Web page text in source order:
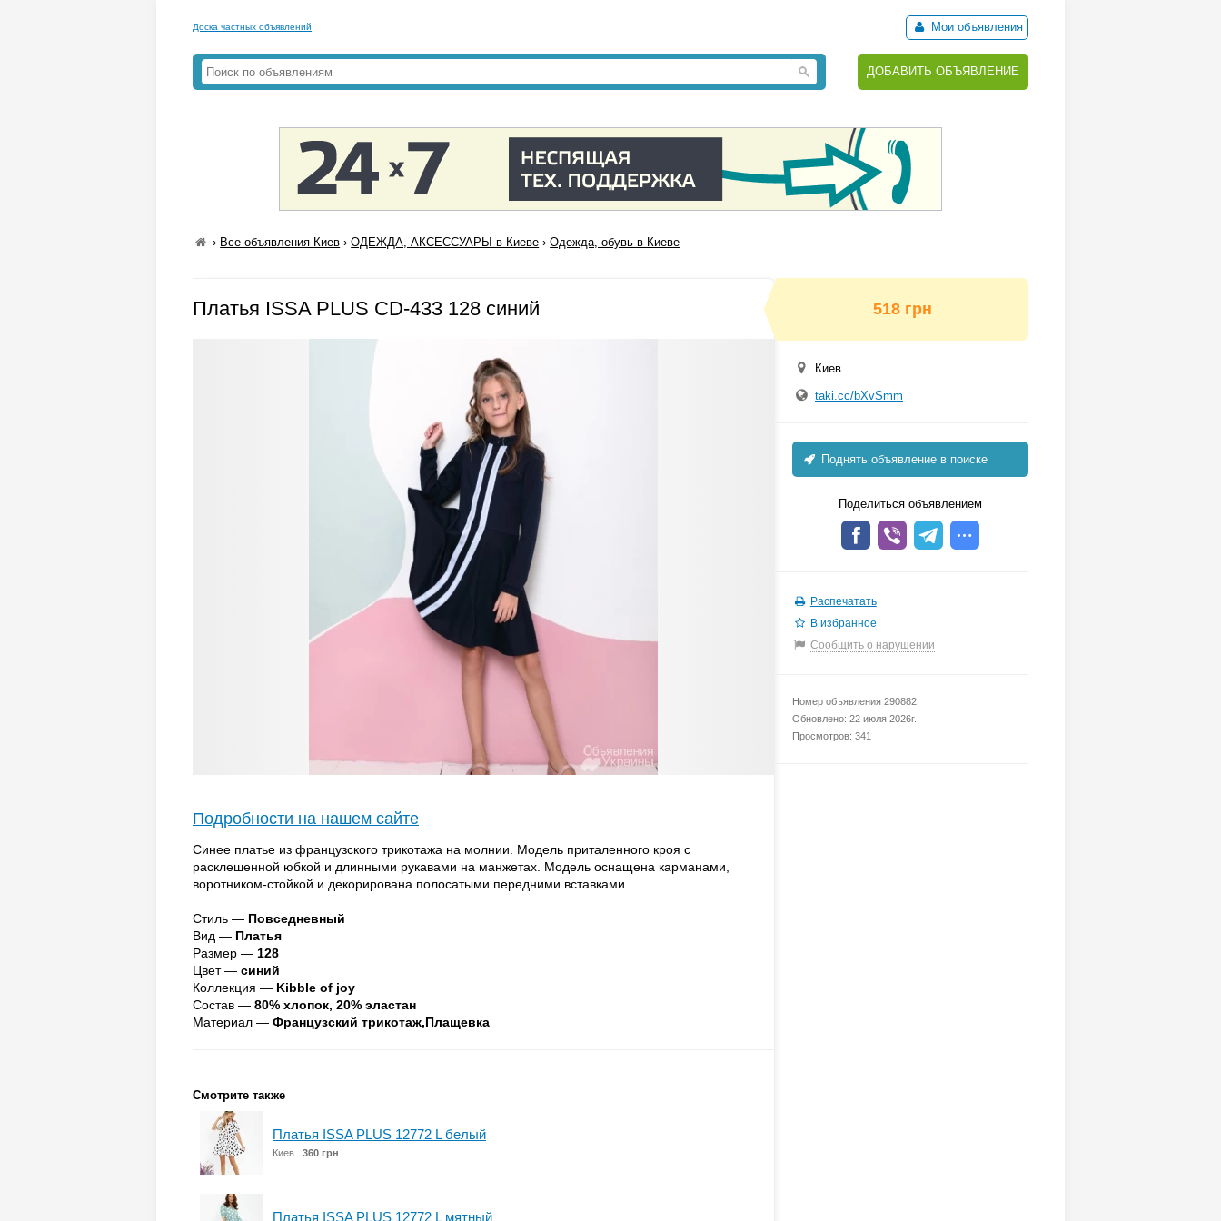
Доска частных объявлений Мои объявления
ДОБАВИТЬ ОБЪЯВЛЕНИЕ
› Все объявления Киев ›ОДЕЖДА, АКСЕССУАРЫ в Киеве ›Одежда, обувь в Киеве
Платья ISSA PLUS CD-433 128 синий
Подробности на нашем сайте
Синее платье из французского трикотажа на молнии. Модель приталенного кроя с
расклешенной юбкой и длинными рукавами на манжетах. Модель оснащена карманами,
воротником-стойкой и декорирована полосатыми передними вставками.
Стиль — Повседневный
Вид — Платья
Размер — 128
Цвет — синий
Коллекция — Kibble of joy
Состав — 80% хлопок, 20% эластан
Материал — Французский трикотаж,Плащевка
Смотрите также
Платья ISSA PLUS 12772 L белый
Киев 360 грн
Платья ISSA PLUS 12772 L мятный
518 грн
Киев
taki.cc/bXvSmm
Поднять объявление в поиске
Поделиться объявлением
Распечатать
В избранное
Сообщить о нарушении
Номер объявления 290882
Обновлено: 22 июля 2026г.
Просмотров: 341